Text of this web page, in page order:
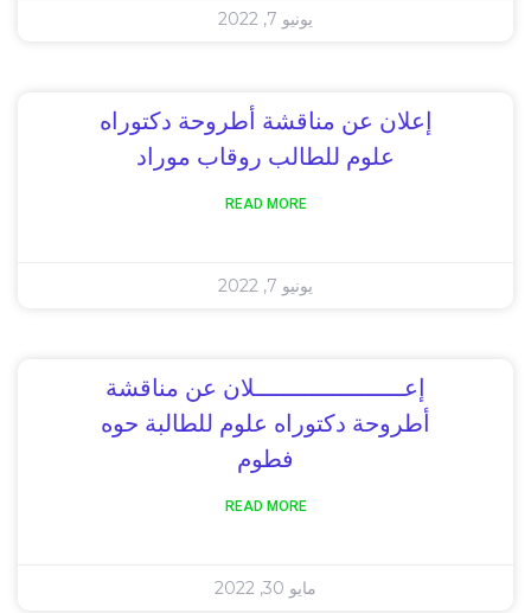
يونيو 7, 2022
إعلان عن مناقشة أطروحة دكتوراه
علوم للطالب روقاب موراد
READ MORE
يونيو 7, 2022
إعـــــــــــــــــــــلان عن مناقشة
أطروحة دكتوراه علوم للطالبة حوه
فطوم
READ MORE
مايو 30, 2022